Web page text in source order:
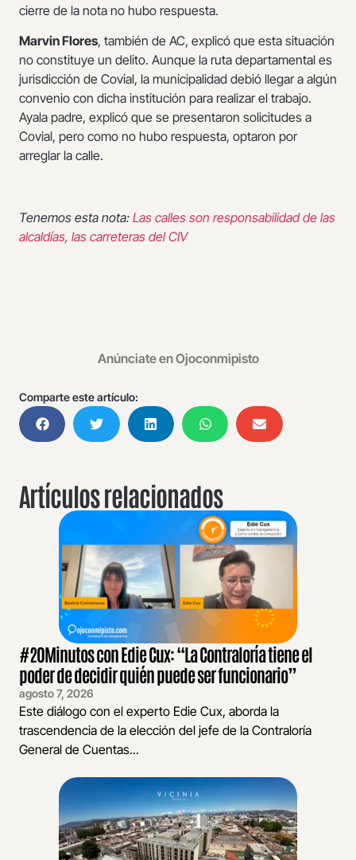
cierre de la nota no hubo respuesta.
Marvin Flores, también de AC, explicó que esta situación
no constituye un delito. Aunque la ruta departamental es
jurisdicción de Covial, la municipalidad debió llegar a algún
convenio con dicha institución para realizar el trabajo.
Ayala padre, explicó que se presentaron solicitudes a
Covial, pero como no hubo respuesta, optaron por
arreglar la calle.
Tenemos esta nota: Las calles son responsabilidad de las
alcaldías, las carreteras del CIV
Anúnciate en Ojoconmipisto
Comparte este artículo:
Artículos relacionados
#20Minutos con Edie Cux: “La Contraloría tiene el
poder de decidir quién puede ser funcionario”
agosto 7, 2026
Este diálogo con el experto Edie Cux, aborda la
trascendencia de la elección del jefe de la Contraloría
General de Cuentas...